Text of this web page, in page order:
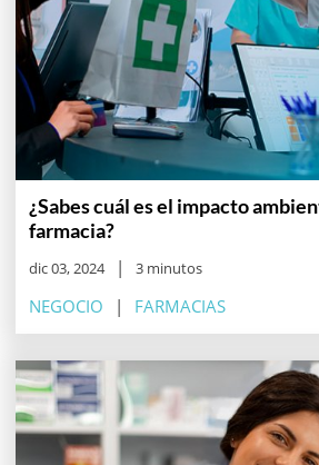
¿Sabes cuál es el impacto
farmacia?
dic 03, 2024 3 minutos
NEGOCIO FARMACIAS